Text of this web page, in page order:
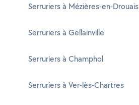
Serruriers à Mézières-en-Drouais
Serruriers à Gellainville
Serruriers à Champhol
Serruriers à Ver-lès-Chartres